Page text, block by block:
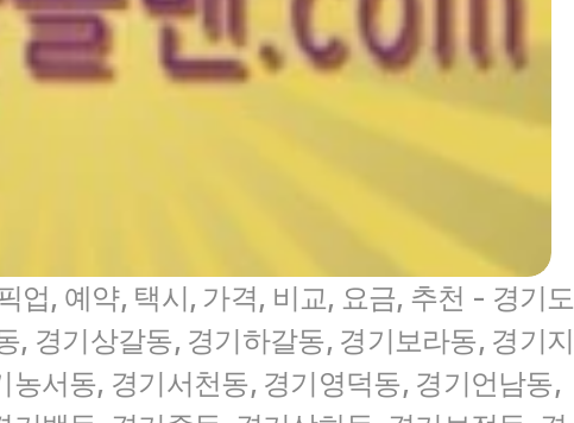
업, 예약, 택시, 가격, 비교, 요금, 추천 - 경기도
, 경기상갈동, 경기하갈동, 경기보라동, 경기지
서동, 경기서천동, 경기영덕동, 경기언남동,